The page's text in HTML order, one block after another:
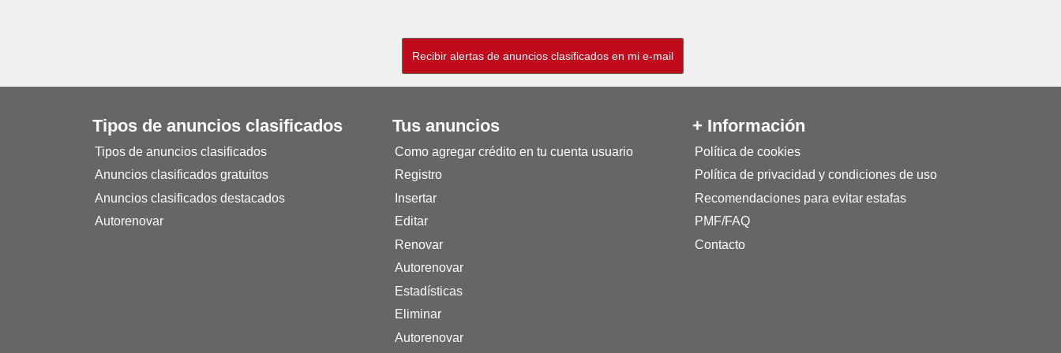
Tipos de anuncios clasificados
Tipos de anuncios clasificados
Anuncios clasificados gratuitos
Anuncios clasificados destacados
Autorenovar
Tus anuncios
Como agregar crédito en tu cuenta usuario
Registro
Insertar
Editar
Renovar
Autorenovar
Estadísticas
Eliminar
Autorenovar
+ Información
Política de cookies
Política de privacidad y condiciones de uso
Recomendaciones para evitar estafas
PMF/FAQ
Contacto